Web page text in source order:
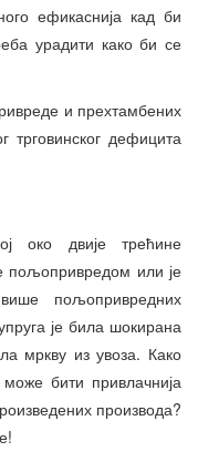
ефикаснија кад би
урадити како би се
и прехтамбених
трговинског дефицита
око двије трећине
пољопривредом или је
пољопривредних
је била шокирана
мркву из увоза. Како
бити привлачнија
производа?